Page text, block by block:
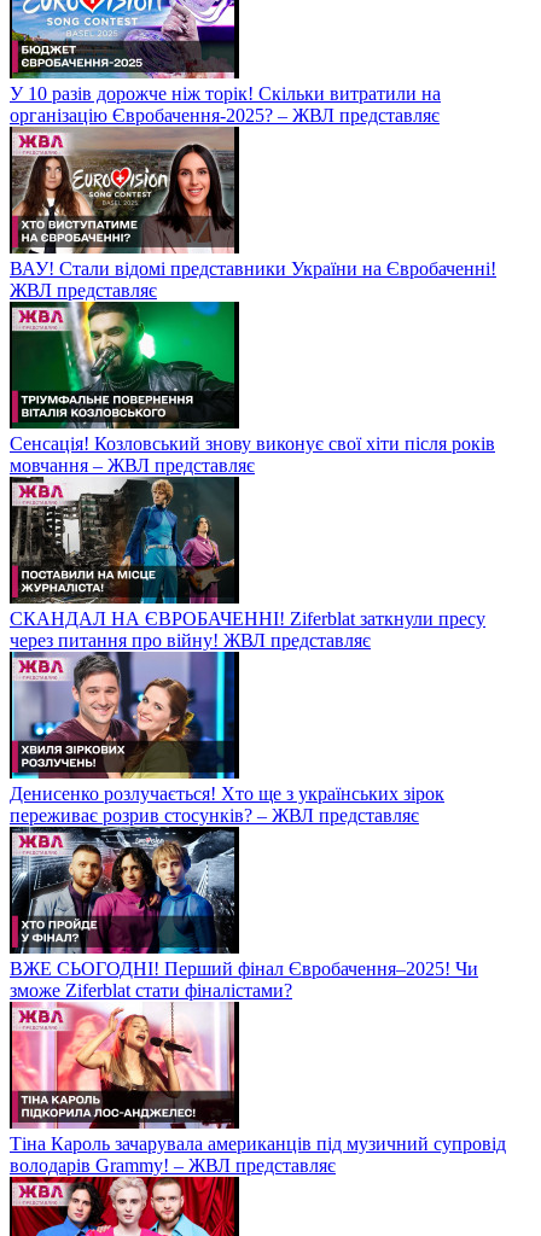
У 10 разів дорожче ніж торік! Скільки витратили на
організацію Євробачення-2025? – ЖВЛ представляє
ВАУ! Стали відомі представники України на Євробаченні!
ЖВЛ представляє
Сенсація! Козловський знову виконує свої хіти після років
мовчання – ЖВЛ представляє
СКАНДАЛ НА ЄВРОБАЧЕННІ! Ziferblat заткнули пресу
через питання про війну! ЖВЛ представляє
Денисенко розлучається! Хто ще з українських зірок
переживає розрив стосунків? – ЖВЛ представляє
ВЖЕ СЬОГОДНІ! Перший фінал Євробачення–2025! Чи
зможе Ziferblat стати фіналістами?
Тіна Кароль зачарувала американців під музичний супровід
володарів Grammy! – ЖВЛ представляє